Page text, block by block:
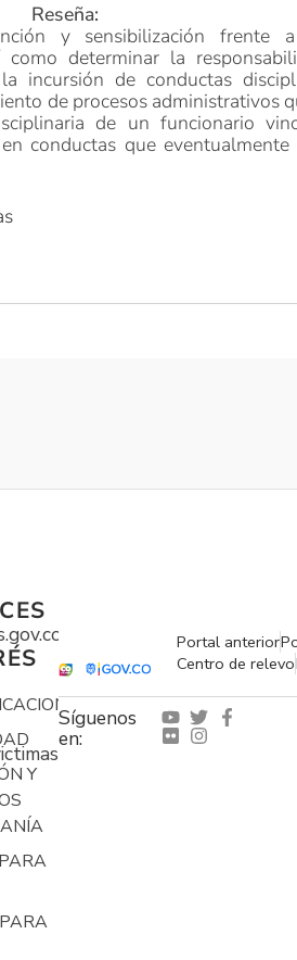
Reseña:
y sensibilización frente
como determinar la
incursión de conductas
de procesos administrativos
de un funcionario
conductas que eventualmente
Y
Portal anterior
Centro de relevo
Síguenos
en: